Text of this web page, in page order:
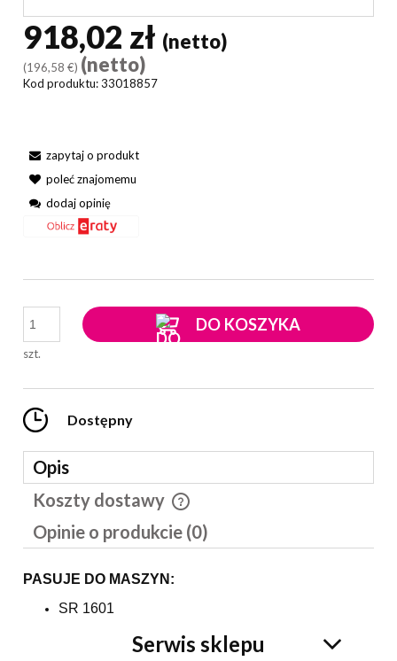
918,02 zł (netto)
(196,58 €) (netto)
Kod produktu:33018857
zapytaj o produkt
poleć znajomemu
dodaj opinię
szt.
DO KOSZYKA
Dostępny
Opis
Koszty dostawy
Cena nie zawiera ewentualnych kosztów płatności
Opinie o produkcie (0)
PASUJE DO MASZYN:
SR 1601
Serwis sklepu